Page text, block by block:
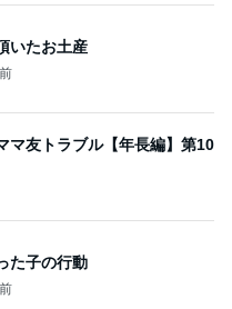
いたお土産
マ友トラブル【年長編】第10
た子の行動